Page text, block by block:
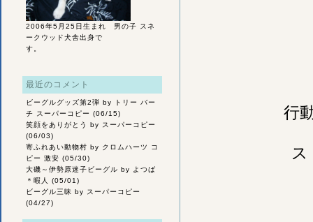
2006年5月25日生まれ 男の子 スネ
ークウッド犬舎出身で
す。
最近のコメント
ビーグルグッズ第2弾 by トリー バー
チ スーパーコピー (06/15)
笑顔をありがとう
by スーパーコピー
(06/03)
寄ふれあい動物村 by クロムハーツ コ
ピー 激安 (05/30)
大磯～伊勢原迷子ビーグル by よつば
＊暇人 (05/01)
ビーグル三昧 by スーパーコピー
(04/27)
行